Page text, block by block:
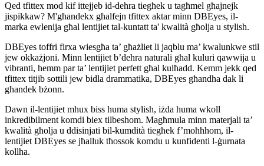
Qed tfittex mod kif ittejjeb id-dehra tiegħek u tagħmel għajnejk
jispikkaw? M'għandekx għalfejn tfittex aktar minn DBEyes, il-
marka ewlenija għal lentijiet tal-kuntatt ta' kwalità għolja u stylish.
DBEyes toffri firxa wiesgħa ta’ għażliet li jaqblu ma’ kwalunkwe stil
jew okkażjoni. Minn lentijiet b’dehra naturali għal kuluri qawwija u
vibranti, hemm par ta’ lentijiet perfett għal kulħadd. Kemm jekk qed
tfittex titjib sottili jew bidla drammatika, DBEyes għandha dak li
għandek bżonn.
Dawn il-lentijiet mhux biss huma stylish, iżda huma wkoll
inkredibilment komdi biex tilbeshom. Magħmula minn materjali ta’
kwalità għolja u ddisinjati bil-kumdità tiegħek f’moħħhom, il-
lentijiet DBEyes se jħalluk tħossok komdu u kunfidenti l-ġurnata
kollha.